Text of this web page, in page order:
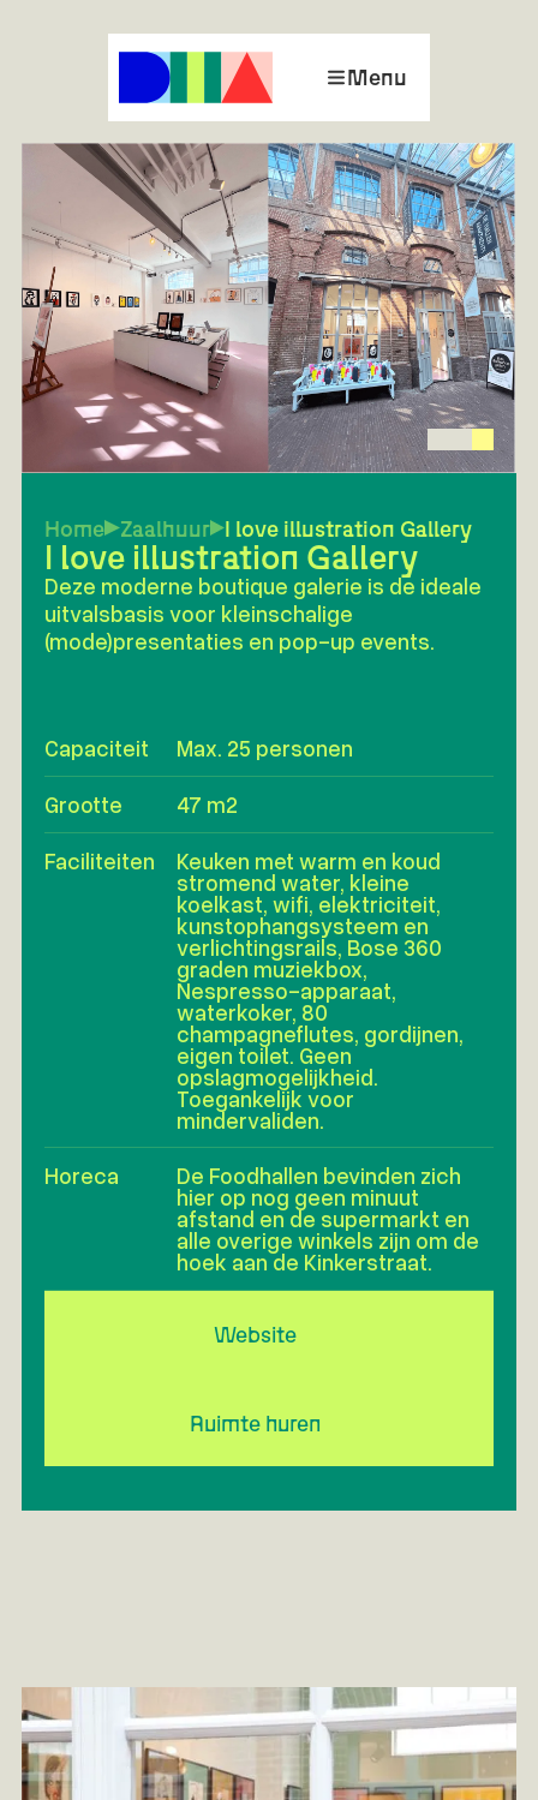
Menu
Home Zaalhuur I love illustration Gallery
I love illustration Gallery
Deze moderne boutique galerie is de ideale
uitvalsbasis voor kleinschalige
(mode)presentaties en pop-up events.
Capaciteit Max. 25 personen
Grootte 47 m2
Faciliteiten
Keuken met warm en koud
stromend water, kleine
koelkast, wifi, elektriciteit,
kunstophangsysteem en
verlichtingsrails, Bose 360
graden muziekbox,
Nespresso-apparaat,
waterkoker, 80
champagneflutes, gordijnen,
eigen toilet. Geen
opslagmogelijkheid.
Toegankelijk voor
mindervaliden.
Horeca
De Foodhallen bevinden zich
hier op nog geen minuut
afstand en de supermarkt en
alle overige winkels zijn om de
hoek aan de Kinkerstraat.
Website
Ruimte huren